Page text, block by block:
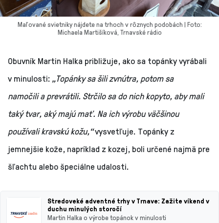
Maľované svietniky nájdete na trhoch v rôznych podobách | Foto:
Michaela Martišíková, Trnavské rádio
Obuvník Martin Halka približuje, ako sa topánky vyrábali
v minulosti: „Topánky sa šili zvnútra, potom sa
namočili a prevrátili. Strčilo sa do nich kopyto, aby mali
taký tvar, aký majú mať. Na ich výrobu väčšinou
používali kravskú kožu,“vysvetľuje. Topánky z
jemnejšie kože, napríklad z kozej, boli určené najmä pre
šľachtu alebo špeciálne udalosti.
Stredoveké adventné trhy v Trnave: Zažite víkend v
duchu minulých storočí
Martin Halka o výrobe topánok v minulosti